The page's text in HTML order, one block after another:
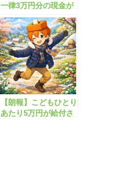
一律3万円分の現金が
もらえます！
【朗報】こどもひとり
あたり5万円が給付さ